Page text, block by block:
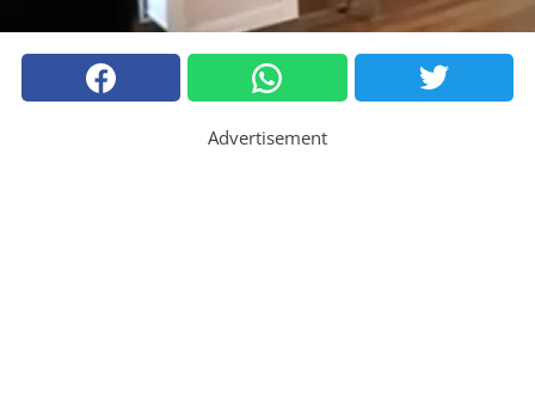
Advertisement